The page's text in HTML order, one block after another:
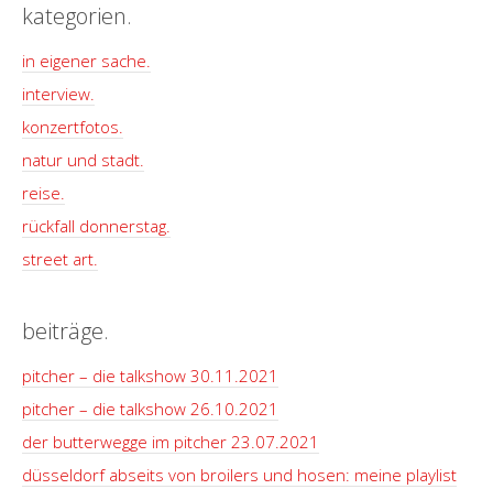
kategorien.
in eigener sache.
interview.
konzertfotos.
natur und stadt.
reise.
rückfall donnerstag.
street art.
beiträge.
pitcher – die talkshow 30.11.2021
pitcher – die talkshow 26.10.2021
der butterwegge im pitcher 23.07.2021
düsseldorf abseits von broilers und hosen: meine playlist